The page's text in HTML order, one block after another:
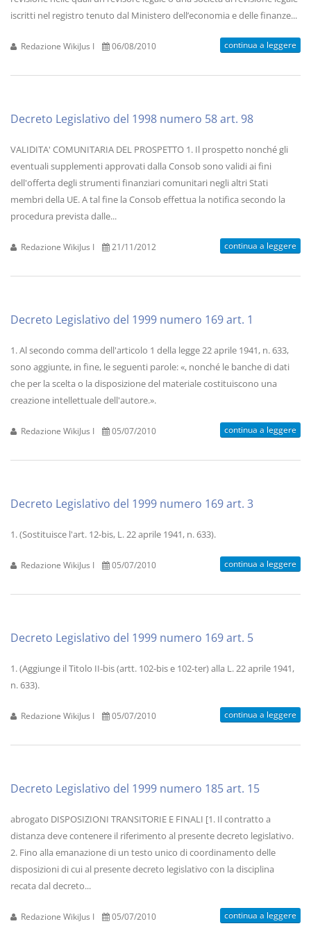
iscritti nel registro tenuto dal Ministero dell’economia e delle finanze...
Redazione WikiJus I 06/08/2010 continua a leggere
Decreto Legislativo del 1998 numero 58 art. 98
VALIDITA' COMUNITARIA DEL PROSPETTO 1. Il prospetto nonché gli
eventuali supplementi approvati dalla Consob sono validi ai fini
dell'offerta degli strumenti finanziari comunitari negli altri Stati
membri della UE. A tal fine la Consob effettua la notifica secondo la
procedura prevista dalle...
Redazione WikiJus I 21/11/2012 continua a leggere
Decreto Legislativo del 1999 numero 169 art. 1
1. Al secondo comma dell'articolo 1 della legge 22 aprile 1941, n. 633,
sono aggiunte, in fine, le seguenti parole: «, nonché le banche di dati
che per la scelta o la disposizione del materiale costituiscono una
creazione intellettuale dell'autore.».
Redazione WikiJus I 05/07/2010 continua a leggere
Decreto Legislativo del 1999 numero 169 art. 3
1. (Sostituisce l'art. 12-bis, L. 22 aprile 1941, n. 633).
Redazione WikiJus I 05/07/2010 continua a leggere
Decreto Legislativo del 1999 numero 169 art. 5
1. (Aggiunge il Titolo II-bis (artt. 102-bis e 102-ter) alla L. 22 aprile 1941,
n. 633).
Redazione WikiJus I 05/07/2010 continua a leggere
Decreto Legislativo del 1999 numero 185 art. 15
abrogato DISPOSIZIONI TRANSITORIE E FINALI [1. Il contratto a
distanza deve contenere il riferimento al presente decreto legislativo.
2. Fino alla emanazione di un testo unico di coordinamento delle
disposizioni di cui al presente decreto legislativo con la disciplina
recata dal decreto...
Redazione WikiJus I 05/07/2010 continua a leggere